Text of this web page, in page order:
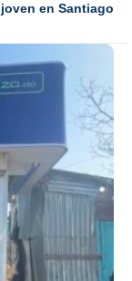
en Santiago